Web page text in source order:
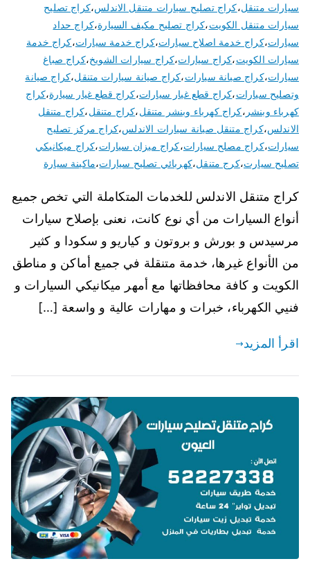
سيارات متنقل،كراج تصليح سيارات متنقل الاندلس،كراج تصليح
سيارات متنقل الكويت،كراج تصليح مكيف السيارة،كراج حداد
سيارات،كراج خدمة اصلاح سيارات،كراج خدمة سيارات،كراج خدمة
سيارات الكويت،كراج سيارات،كراج سيارات الشويخ،كراج صباغ
سيارات،كراج صيانة سيارات،كراج صيانة سيارات متنقل،كراج صيانة
وتصليح سيارات،كراج قطع غيار سيارات،كراج قطع غيار سيارة،كراج
كهرباء وبنشر ،كراج كهرباء وبنشر متنقل،كراج متنقل،كراج متنقل
الاندلس،كراج متنقل صيانة سيارات الاندلس،كراج مركز تصليح
سيارات،كراج مصلح سيارات،كراج ميزان سيارات،كراج ميكانيكي
تصليح سيارت،كرج متنقل،كهربائي تصليح سيارات،ماكينة سيارة
كراج متنقل الاندلس للخدمات المتكاملة التي تخص جميع
أنواع السيارات من أي نوع كانت، نعنى بإصلاح سيارات
مرسيدس و بورش و بروتون و كياريو و سكودا و كثير
من الأنواع غيرها، خدمة متنقلة في جميع أماكن و مناطق
الكويت و كافة محافظاتها مع أمهر ميكانيكي السيارات و
فنيي الكهرباء، خبرات و مهارات عالية و واسعة […]
اقرأ المزيد